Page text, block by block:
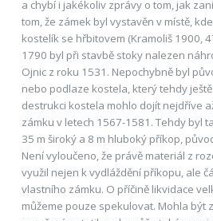
a chybí i jakékoliv zprávy o tom, jak
tom, že zámek byl vystavěn v místě,
kostelík se hřbitovem (Kramoliš 1900,
1790 byl při stavbě stoky nalezen
Ojnic z roku 1531. Nepochybně byl
nebo podlaze kostela, který tehdy
destrukci kostela mohlo dojít nejdříve
zámku v letech 1567-1581. Tehdy byl
35 m široký a 8 m hluboký příkop,
Není vyloučeno, že právě materiál z
využil nejen k vydláždění příkopu, ale
vlastního zámku. O příčině likvidace
můžeme pouze spekulovat. Mohla být